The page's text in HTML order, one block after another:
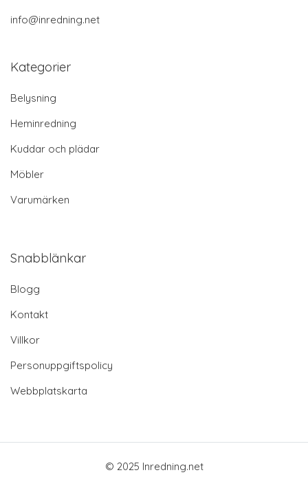
info@inredning.net
Kategorier
Belysning
Heminredning
Kuddar och plädar
Möbler
Varumärken
Snabblänkar
Blogg
Kontakt
Villkor
Personuppgiftspolicy
Webbplatskarta
© 2025 Inredning.net